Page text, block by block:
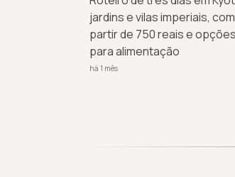
jardins e vilas imperiais,
partir de 750 reais e
para alimentação
há 1 mês